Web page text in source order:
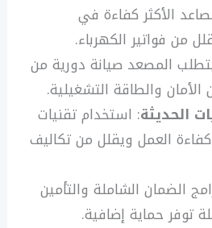
الأكثر كفاءة في
من فواتير الكهرباء.
المصعد صيانة دورية من
والطاقة التشغيلية.
الحديثة: استخدام تقنيات
العمل ويقلل من تكاليف
الضمان الشاملة والتأمين
توفر حماية إضافية.